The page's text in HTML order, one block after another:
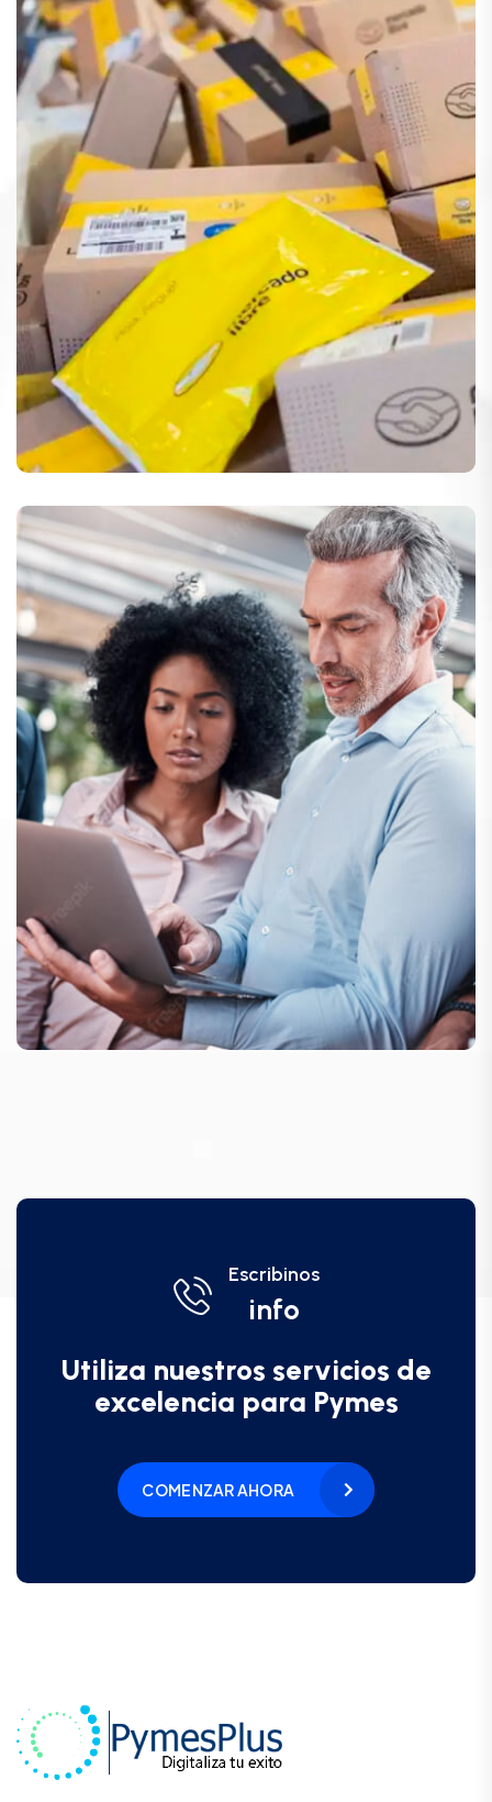
Escribinos
info
Utiliza nuestros servicios de
excelencia para Pymes
COMENZAR AHORA